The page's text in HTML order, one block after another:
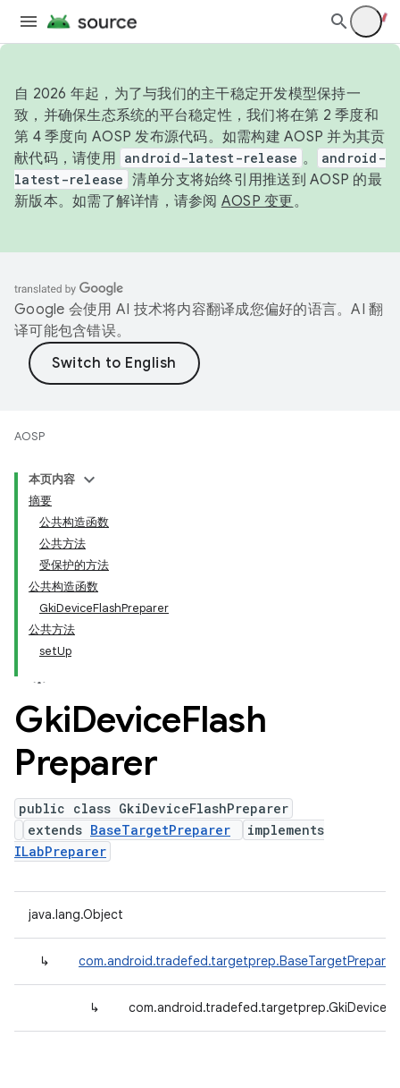
自 2026 年起，为了与我们的主干稳定开发模型保持一
致，并确保生态系统的平台稳定性，我们将在第 2 季度和
第 4 季度向 AOSP 发布源代码。如需构建 AOSP 并为其贡
献代码，请使用 android-latest-release 。
android-
latest-release 清单分支将始终引用推送到 AOSP 的最
新版本。如需了解详情，请参阅 AOSP 变更。
Google 会使用 AI 技术将内容翻译成您偏好的语言。AI 翻
译可能包含错误。
AOSP
本页内容
摘要
公共构造函数
公共方法
受保护的方法
公共构造函数
GkiDeviceFlashPreparer
公共方法
setUp
GkiDeviceFlash
Preparer
public class GkiDeviceFlashPreparer
extends BaseTargetPreparer
implements
ILabPreparer
java.lang.Object
↳ com.android.tradefed.targetprep.BaseTargetPreparer
↳